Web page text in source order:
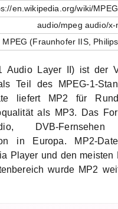
en.wikipedia.org/wiki/
audio/mpeg audio/x-
MPEG (Fraunhofer IIS,
Audio Layer II) ist der
Teil des MPEG-1-
liefert MP2 für
als MP3. Das
DVB-
in Europa. MP2-
Player und den meisten
wurde MP2